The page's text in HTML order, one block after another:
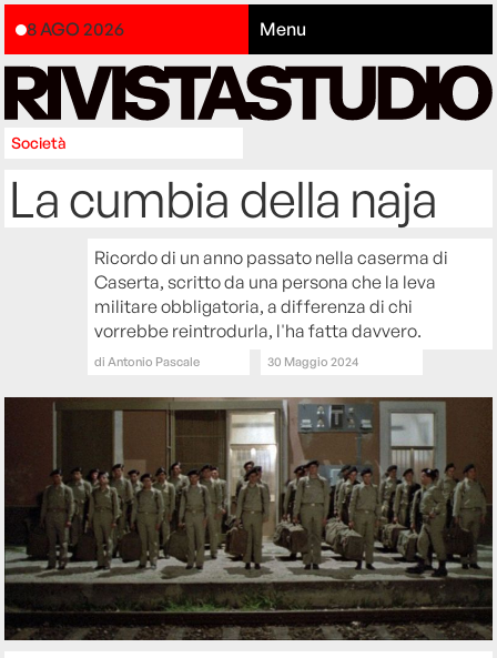
8 AGO 2026 Menu
Società
La cumbia della naja
Ricordo di un anno passato nella caserma di
Caserta, scritto da una persona che la leva
militare obbligatoria, a differenza di chi
vorrebbe reintrodurla, l'ha fatta davvero.
diAntonio Pascale 30 Maggio 2024